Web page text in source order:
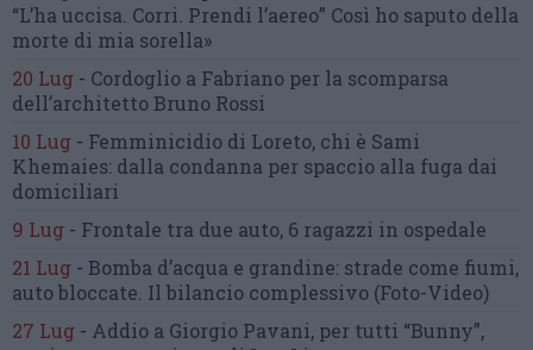
“L’ha uccisa. Corri. Prendi l’aereo” Così ho saputo della
morte di mia sorella»
20 Lug - Cordoglio a Fabriano per la scomparsa
dell’architetto Bruno Rossi
10 Lug - Femminicidio di Loreto, chi è Sami
Khemaies: dalla condanna per spaccio alla fuga dai
domiciliari
9 Lug - Frontale tra due auto, 6 ragazzi in ospedale
21 Lug - Bomba d’acqua e grandine: strade come fiumi,
auto bloccate. Il bilancio complessivo (Foto-Video)
27 Lug - Addio a Giorgio Pavani, per tutti “Bunny”,